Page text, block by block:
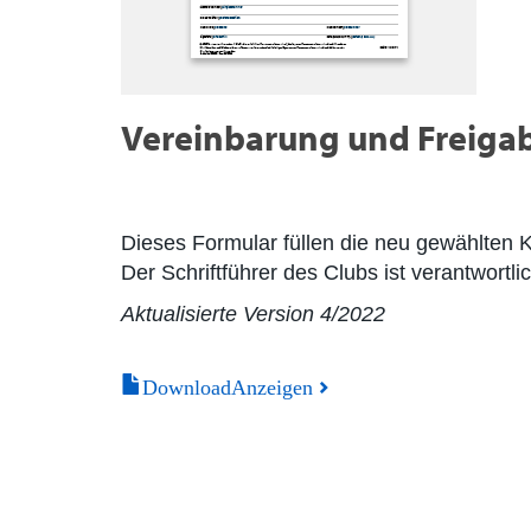
Vereinbarung und
Dieses Formular füllen die neu gewählten
Der Schriftführer des Clubs ist
Aktualisierte Version 4/2022
DownloadAnzeigen